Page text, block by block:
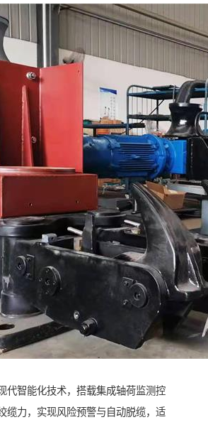
代智能化技术，搭载集成轴荷监测控
缆力，实现风险预警与自动脱缆，适